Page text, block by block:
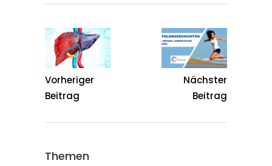
Vorheriger
Beitrag
Nächster
Beitrag
Themen